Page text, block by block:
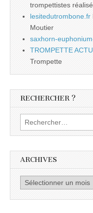
trompettistes
lesitedutrombone.fr
Moutier
saxhorn-
TROMPETTE
Trompette
RECHERCHER ?
Rechercher :
ARCHIVES
Archives